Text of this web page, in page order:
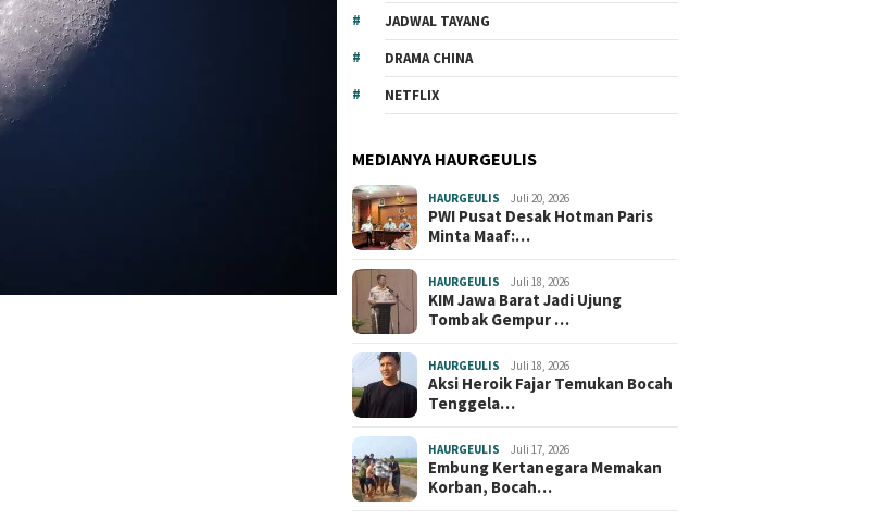
JADWAL TAYANG
DRAMA CHINA
NETFLIX
MEDIANYA HAURGEULIS
HAURGEULIS Juli 20, 2026
PWI Pusat Desak Hotman Paris
Minta Maaf:…
HAURGEULIS Juli 18, 2026
KIM Jawa Barat Jadi Ujung
Tombak Gempur …
HAURGEULIS Juli 18, 2026
Aksi Heroik Fajar Temukan Bocah
Tenggela…
HAURGEULIS Juli 17, 2026
Embung Kertanegara Memakan
Korban, Bocah…